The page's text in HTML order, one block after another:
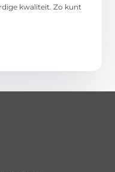
kwaliteit. Zo kunt